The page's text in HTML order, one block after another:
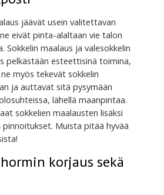
jäävät usein valitettavan
eivät pinta-alaltaan vie talon
Sokkelin maalaus ja valesokkelin
pelkästään esteettisinä toimina,
myös tekevät sokkelin
ja auttavat sitä pysymään
lähellä maanpintaa.
sokkelien maalausten lisäksi
Muista pitää hyvää
korjaus sekä